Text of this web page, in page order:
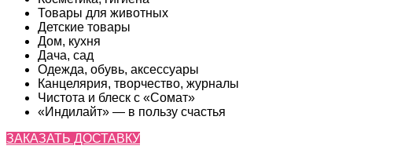
Товары для животных
Детские товары
Дом, кухня
Дача, сад
Одежда, обувь, аксессуары
Канцелярия, творчество, журналы
Чистота и блеск с «Сомат»
«Индилайт» — в пользу счастья
ЗАКАЗАТЬ ДОСТАВКУ